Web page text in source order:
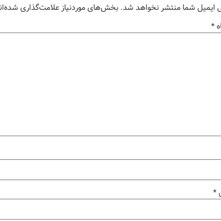
ایمیل شما منتشر نخواهد شد. بخش‌های موردنیاز علامت‌گذاری
*
*